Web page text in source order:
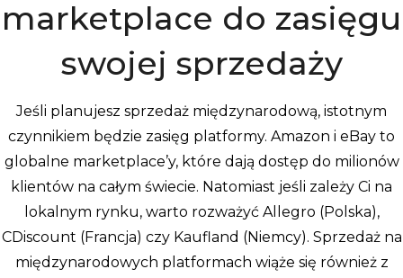
marketplace do zasięgu
swojej sprzedaży
Jeśli planujesz sprzedaż międzynarodową, istotnym
czynnikiem będzie zasięg platformy. Amazon i eBay to
globalne marketplace’y, które dają dostęp do milionów
klientów na całym świecie. Natomiast jeśli zależy Ci na
lokalnym rynku, warto rozważyć Allegro (Polska),
CDiscount (Francja) czy Kaufland (Niemcy). Sprzedaż na
międzynarodowych platformach wiąże się również z